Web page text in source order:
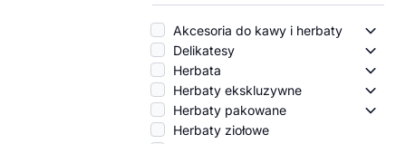
Akcesoria do kawy i herbaty
Delikatesy
Herbata
Herbaty ekskluzywne
Herbaty pakowane
Herbaty ziołowe